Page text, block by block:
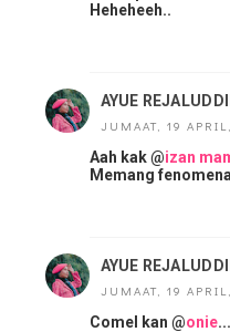
Heheheeh..
AYUE
JUMAAT, 19
Aah kak @izan
Memang
AYUE
JUMAAT, 19
Comel kan @onie